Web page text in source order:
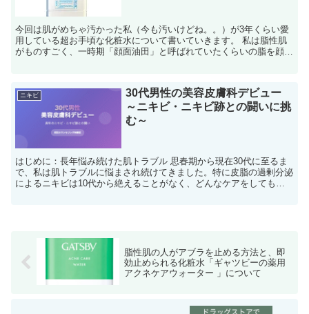
今回は肌がめちゃ汚かった私（今も汚いけどね。。）が3年くらい愛
用している超お手頃な化粧水について書いていきます。 私は脂性肌
がものすごく、一時期「顔面油田」と呼ばれていたくらいの脂を顔面
ニキビ
30代男性の美容皮膚科デビュー
～ニキビ・ニキビ跡との闘いに挑
む～
はじめに：長年悩み続けた肌トラブル 思春期から現在30代に至るま
で、私は肌トラブルに悩まされ続けてきました。特に皮脂の過剰分泌
によるニキビは10代から絶えることがなく、どんなケアをしても改
脂性肌の人がアブラを止める方法と、即
効止められる化粧水「ギャツビーの薬用
アクネケアウォーター 」について